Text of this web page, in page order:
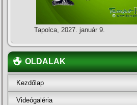
Tapolca, 2027. január 9.
OLDALAK
Kezdőlap
Videógaléria